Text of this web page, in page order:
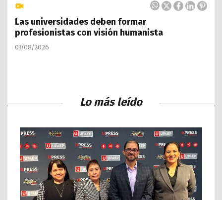
Las universidades deben formar
profesionistas con visión humanista
03/08/2026
Lo más leído